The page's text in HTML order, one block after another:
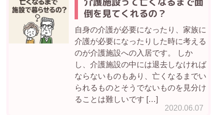
倒を見てくれるの？
2020.06.07
自身の介護が必要になったり、家族に
介護が必要になったりした時に考える
のが介護施設への入居です。 しか
し、介護施設の中には退去しなければ
ならないものもあり、亡くなるまでい
られるものとそうでないものを見分け
ることは難しいです […]